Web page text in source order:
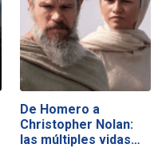
De Homero a
Christopher Nolan:
las múltiples vidas…